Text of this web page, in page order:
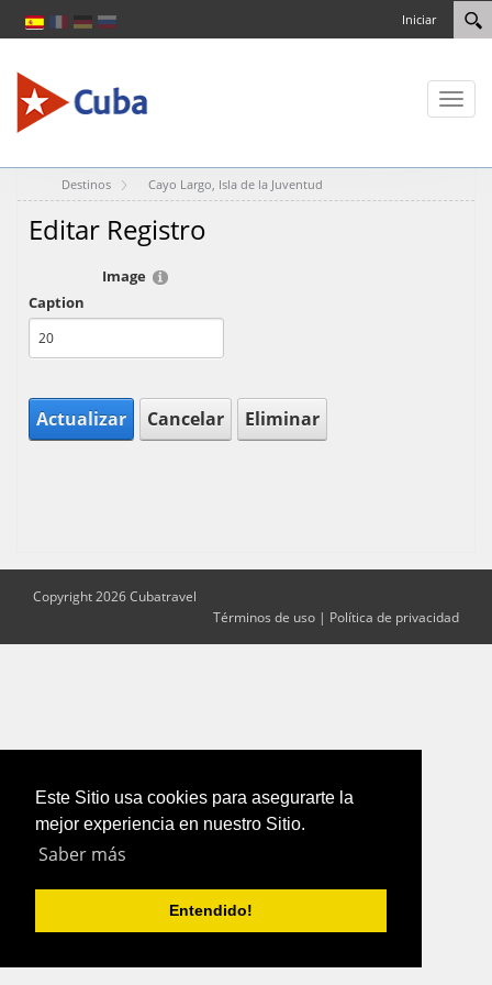
Este Sitio usa cookies para asegurarte la
mejor experiencia en nuestro Sitio.
Saber más
Entendido!
Iniciar
Toggle
Destinos Cayo Largo, Isla de la Juventud
Editar Registro
Image
Caption
Actualizar Cancelar Eliminar
Copyright 2026 Cubatravel
Términos de uso | Política de privacidad